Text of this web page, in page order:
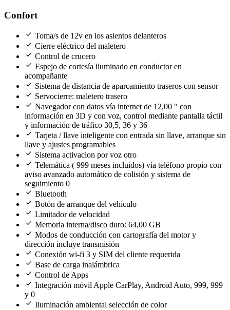
Confort
check Toma/s de 12v en los asientos delanteros
check Cierre eléctrico del maletero
check Control de crucero
check Espejo de cortesía iluminado en conductor en
acompañante
check Sistema de distancia de aparcamiento traseros con sensor
check Servocierre: maletero trasero
check Navegador con datos vía internet de 12,00 " con
información en 3D y con voz, control mediante pantalla táctil
y información de tráfico 30,5, 36 y 36
check Tarjeta / llave inteligente con entrada sin llave, arranque sin
llave y ajustes programables
check Sistema activacion por voz otro
check Telemática ( 999 meses incluidos) vía teléfono propio con
aviso avanzado automático de colisión y sistema de
seguimiento 0
check Bluetooth
check Botón de arranque del vehículo
check Limitador de velocidad
check Memoria interna/disco duro: 64,00 GB
check Modos de conducción con cartografía del motor y
dirección incluye transmisión
check Conexión wi-fi 3 y SIM del cliente requerida
check Base de carga inalámbrica
check Control de Apps
check Integración móvil Apple CarPlay, Android Auto, 999, 999
y 0
check Iluminación ambiental selección de color